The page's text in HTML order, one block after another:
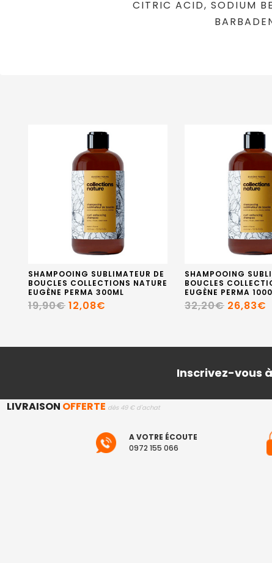
CITRIC ACID, SODIUM
SHAMPOOING SUBLIMATEUR DE
BOUCLES COLLECTIONS NATURE
EUGÈNE PERMA 300ML
19,90€ 12,08€
SHAMPOOING
BOUCLES
EUGÈNE PERMA
32,20€ 26,83€
Inscrivez-vous
LIVRAISON OFFERTE dès 49 € d'achat
A VOTRE ÉCOUTE
0972 155 066